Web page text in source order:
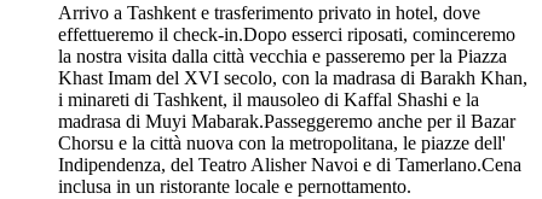
Arrivo a Tashkent e trasferimento privato in hotel, dove
effettueremo il check-in.Dopo esserci riposati, cominceremo
la nostra visita dalla città vecchia e passeremo per la Piazza
Khast Imam del XVI secolo, con la madrasa di Barakh Khan,
i minareti di Tashkent, il mausoleo di Kaffal Shashi e la
madrasa di Muyi Mabarak.Passeggeremo anche per il Bazar
Chorsu e la città nuova con la metropolitana, le piazze dell'
Indipendenza, del Teatro Alisher Navoi e di Tamerlano.Cena
inclusa in un ristorante locale e pernottamento.